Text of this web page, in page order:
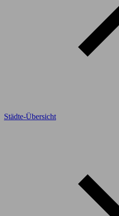
Städte-Übersicht